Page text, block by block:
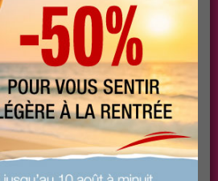
PLUS
SANTÉ
PLUS
COACHING